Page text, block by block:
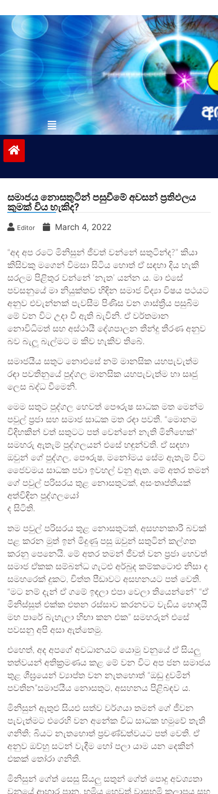
to
contentvinivida.lk
සමාජය නොසතුටින් පසුවීමේ අවසන් ප්‍රතිඵලය
කුමක් විය හැකිද?
Editor March 4, 2022
“අද අප රටේ මිනිසුන් ජීවත් වන්නේ සතුටින්ද?” කියා
කිසිවකු මගෙන් විමසා සිටිය හොත් ඒ සඳහා දිය හැකි
සරලම පිළිතුර වන්නේ ‘නැත’ යන්න ය. මා එසේ
පවසනුයේ මා නියුක්තව හිඳින සමාජ විද්‍යා විෂය පථයට
අනුව එවැන්නක් පැවසීම පිණිස වන ශාස්ත්‍රීය පසුබිම
මේ වන විට උදා වී ඇති බැවිනි. ඒ වර්තමාන
නොවිධිමත් සහ අස්ථායී දේශපාලන තීන්දු තීරණ අනුව
බව බැලූ බැල්මට ම කිව හැකිව තිබේ.
සමාජයීය සතුට නොඑසේ නම් මානසික යහපැවැත්ම
රඳා පවතිනුයේ පුද්ගල මානසික යහපැවැත්ම හා සෘජු
ලෙස බද්ධ වීමෙනි.
මෙම සතුට පුද්ගල හෙවත් පෞරුෂ සාධක මත මෙන්ම
පවුල් ප්‍රජා සහ සමාජ සාධක මත රඳා පවතී. “මොනම
විදිහකින් වත් සතුටට පත් වෙන්නේ නැති මිනිහෙක්”
සමහරු ඇතැම් පුද්ගලයන් එසේ හඳුන්වති. ඒ සඳහා
ඔවුන් ගේ පුද්ගල, පෞරුෂ, මනෝමය සේම ඇතැම් විට
ජෛවමය සාධක පවා ඉවහල් වනු ඇත. මේ අතර තමන්
ගේ පවුල් පරිසරය තුළ නොසතුටක්, අසංතෘප්තියක්
අත්විඳින පුද්ගලයෝ
ද සිටිති.
තම පවුල් පරිසරය තුළ නොසතුටක්, අසහනකාරී බවක්
පළ කරන මුත් ඉන් මිදුණු පසු ඔවුන් සතුටින් කල්ගත
කරනු පෙනෙයි. මේ අතර තමන් ජීවත් වන ප්‍රජා හෙවත්
සමාජ ඒකක සම්බන්ධ ගැටළු අර්බුද කම්කටොළු නිසා ද
සමහරෙක් දුකට, චිත්ත පීඩාවට අසහනයට පත් වෙති.
“මට නම් දැන් ඒ ගමේ ඉඳලා එපා වෙලා තියෙන්නේ” “ඒ
මිනිස්සුත් එක්ක එතන රස්සාව කරනවට වැඩිය හොඳයි
මහ පාරේ බැහැලා හිඟා කන එක” සමහරුන් එසේ
පවසනු අපි අසා ඇත්තෙමු.
එහෙත්, අද අපගේ අවධානයට යොමු වනුයේ ඒ සියලු
තත්වයන් අතික්‍රමණය කළ මේ වන විට අප ජන සමාජය
තුළ ශීඝ්‍රයෙන් ව්‍යාප්ත වන නැතහොත් “ඔඩු දුවමින්
පවතින”සමාජයීය නොසතුට, අසහනය පිළිබඳව ය.
මිනිසුන් ඇතුළු සියළු සත්ව වර්ගයා තමන් ගේ ජීවන
පැවැත්මට එරෙහි වන අනේක විධ සාධක හමුවේ තැති
ගනිති; බියට නැතහොත් ප්‍රචණ්ඩත්වයට පත් වෙති. ඒ
අනුව ඔව්හු සටන් වැදීම හෝ පලා යාම යන දෙකින්
එකක් තෝරා ගනිති.
මිනිසුන් ගේත් සෙසු සියලු සතුන් ගේත් පොදු අවශ්‍යතා
වනුයේ ආහාර පාන, භූමිය හෙවත් වාසභූමි කලාපය සහ